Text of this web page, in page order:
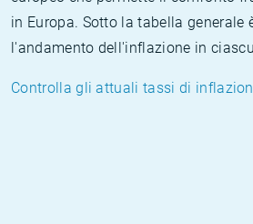
in Europa. Sotto la tabella generale
l'andamento dell'inflazione in
Controlla gli attuali tassi di